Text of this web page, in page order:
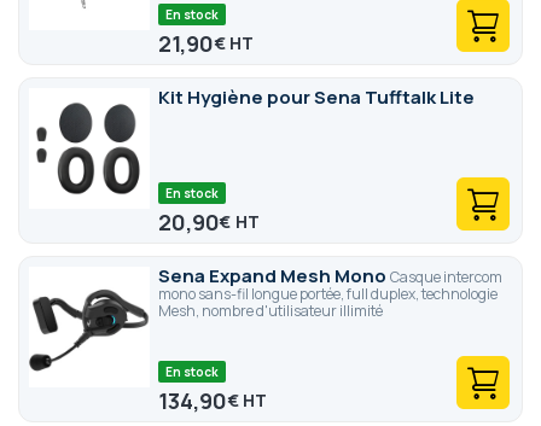
En stock
21,90€
Kit Hygiène pour Sena Tufftalk Lite
En stock
20,90€
Sena Expand Mesh Mono Casque intercom
mono sans-fil longue portée, full duplex, technologie
Mesh, nombre d'utilisateur illimité
En stock
134,90€